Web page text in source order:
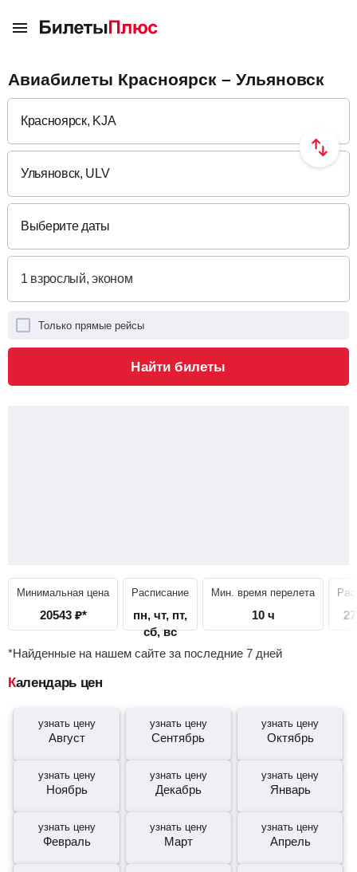
Авиабилеты Красноярск – Ульяновск
Выберите даты
Только прямые рейсы
Найти билеты
Минимальная цена
20543 ₽*
Расписание
пн, чт, пт,
сб, вс
Мин. время перелета
10 ч
*Найденные на нашем сайте за последние 7 дней
Календарь цен
узнать цену
Август
узнать цену
Сентябрь
узнать цену
Октябрь
узнать цену
Ноябрь
узнать цену
Декабрь
узнать цену
Январь
узнать цену
Февраль
узнать цену
Март
узнать цену
Апрель